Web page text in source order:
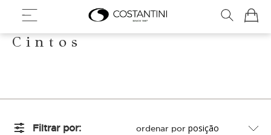
Meu
Cintos
Filtrar por ordenar por